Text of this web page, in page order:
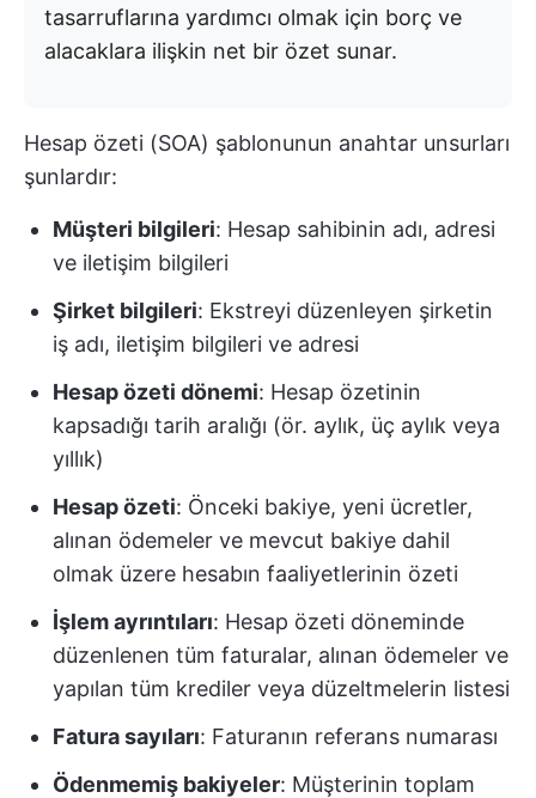
tasarruflarına yardımcı olmak için borç ve
alacaklara ilişkin net bir özet sunar.
Hesap özeti (SOA) şablonunun anahtar unsurları
şunlardır:
Müşteri bilgileri: Hesap sahibinin adı, adresi
ve iletişim bilgileri
Şirket bilgileri: Ekstreyi düzenleyen şirketin
iş adı, iletişim bilgileri ve adresi
Hesap özeti dönemi: Hesap özetinin
kapsadığı tarih aralığı (ör. aylık, üç aylık veya
yıllık)
Hesap özeti: Önceki bakiye, yeni ücretler,
alınan ödemeler ve mevcut bakiye dahil
olmak üzere hesabın faaliyetlerinin özeti
İşlem ayrıntıları: Hesap özeti döneminde
düzenlenen tüm faturalar, alınan ödemeler ve
yapılan tüm krediler veya düzeltmelerin listesi
Fatura sayıları: Faturanın referans numarası
Ödenmemiş bakiyeler: Müşterinin toplam